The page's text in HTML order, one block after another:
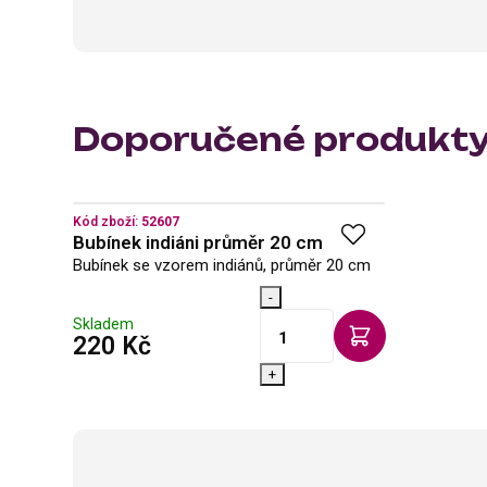
Doporučené
Kód zboží: 52607
Bubínek indiáni průměr 20 cm
Bubínek se vzorem indiánů, průměr 20 cm
Skladem
220 Kčs DPH
-
+